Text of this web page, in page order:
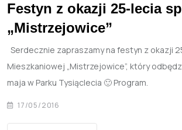
Festyn z okazji 25-lecia
„Mistrzejowice”
Serdecznie zapraszamy na festyn z okazji
Mieszkaniowej „Mistrzejowice”, który
maja w Parku Tysiąclecia 🙂 Program.
17/05/2016